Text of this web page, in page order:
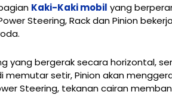
Kaki-Kaki mobil yang
Steering, Rack dan Pinion
yang bergerak secara horizontal,
setir, Pinion akan
Steering, tekanan cairan